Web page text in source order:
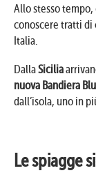
Allo stesso
conoscere tratti di
Italia.
DallaSicilia
nuova Bandiera Blu
dall’isola, uno in
Le spiagge